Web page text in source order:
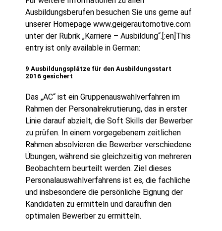
Ausbildungsberufen besuchen Sie uns gerne auf
unserer Homepage www.geigerautomotive.com
unter der Rubrik „Karriere – Ausbildung“.[:en]This
entry ist only available in German:
9 Ausbildungsplätze für den Ausbildungsstart
2016 gesichert
Das „AC“ ist ein Gruppenauswahlverfahren im
Rahmen der Personalrekrutierung, das in erster
Linie darauf abzielt, die Soft Skills der Bewerber
zu prüfen. In einem vorgegebenem zeitlichen
Rahmen absolvieren die Bewerber verschiedene
Übungen, während sie gleichzeitig von mehreren
Beobachtern beurteilt werden. Ziel dieses
Personalauswahlverfahrens ist es, die fachliche
und insbesondere die persönliche Eignung der
Kandidaten zu ermitteln und daraufhin den
optimalen Bewerber zu ermitteln.